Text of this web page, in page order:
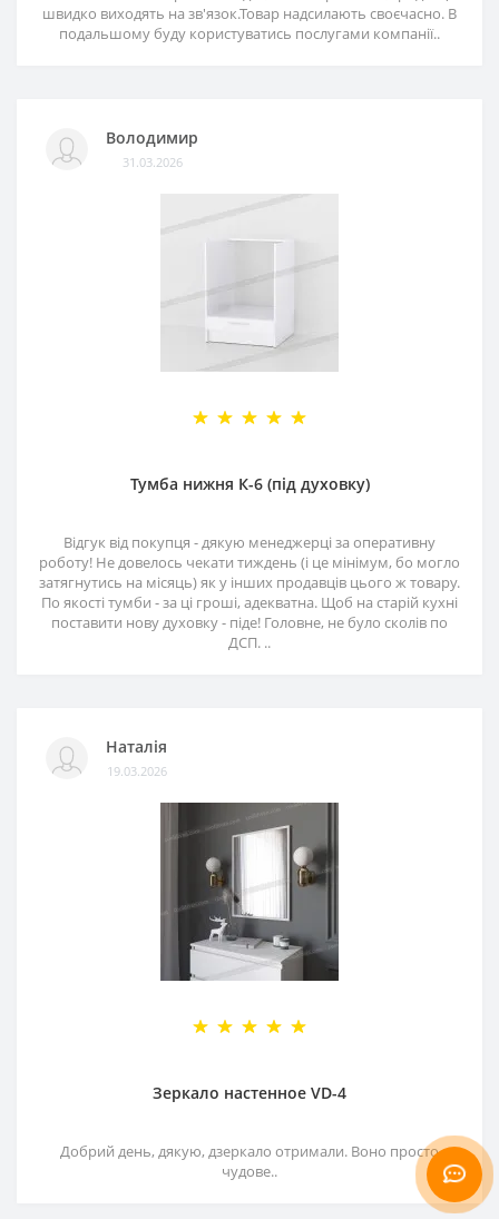
швидко виходять на зв'язок.Товар надсилають своєчасно. В
подальшому буду користуватись послугами компанії..
Володимир
31.03.2026
Тумба нижня К-6 (під духовку)
Відгук від покупця - дякую менеджерці за оперативну
роботу! Не довелось чекати тиждень (і це мінімум, бо могло
затягнутись на місяць) як у інших продавців цього ж товару.
По якості тумби - за ці гроші, адекватна. Щоб на старій кухні
поставити нову духовку - піде! Головне, не було сколів по
ДСП. ..
Наталія
19.03.2026
Зеркало настенное VD-4
Добрий день, дякую, дзеркало отримали. Воно просто
чудове..